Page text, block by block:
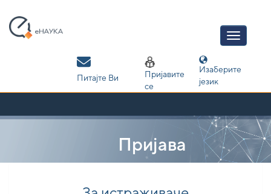
navigation
Питајте Ви
Пријавите
се
Изаберите
језик
Пријава